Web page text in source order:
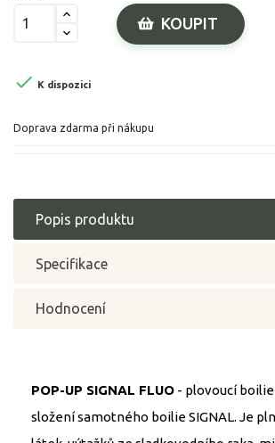
KOUPIT
 K dispozici
Doprava zdarma při nákupu
Popis produktu
Specifikace
Hodnocení
POP-UP SIGNAL FLUO - plovoucí
složení samotného boilie SIGNAL. Je